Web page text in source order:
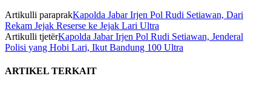
Artikulli paraprakKapolda Jabar Irjen Pol Rudi Setiawan, Dari
Rekam Jejak Reserse ke Jejak Lari Ultra
Artikulli tjetërKapolda Jabar Irjen Pol Rudi Setiawan, Jenderal
Polisi yang Hobi Lari, Ikut Bandung 100 Ultra
ARTIKEL TERKAIT